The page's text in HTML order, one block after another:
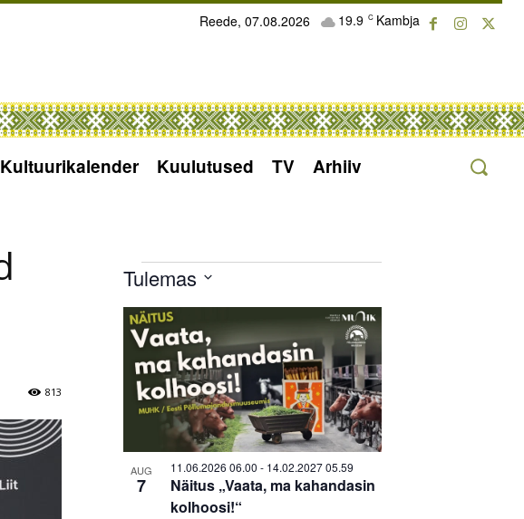
19.9 C Kambja
Reede, 07.08.2026
Kultuurikalender Kuulutused TV Arhiiv
813
Sündmused
Tulemas
date.
List
of
events
Photo
View
AUG
7
Näitus „Vaata, ma kahandasin
kolhoosi!“
11.06.2026 06.00 - 14.02.2027 05.59